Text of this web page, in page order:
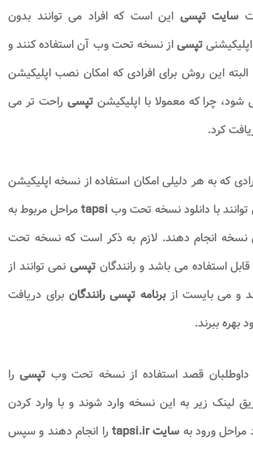
سایت تپسی این است که افراد می توانند بدون
تپسیاز نسخه تحت وب آن استفاده کنند و
البته این روش برای افرادی که امکان نصب اپلیکیشن
شود، چرا که معمولا با اپلیکیشنتپسی راحت تر می
کرد.
که به هر دلیلی امکان استفاده از نسخه اپلیکیشن
توانند با دانلود نسخه تحت وبtapsiمراحل مربوط به
نسخه انجام دهند. لازم به ذکر است که نسخه تحت
استفاده می باشد و رانندگان تپسینمی توانند از
و می بایست ازبرنامه تپسی رانندگان برای دریافت
ببرند.
قصد استفاده از نسخه تحت وب تپسیرا
لینک زیر به این نسخه وارد شوند و با وارد کردن
ورود به سایت tapsi.ir
را انجام دهند و سپس